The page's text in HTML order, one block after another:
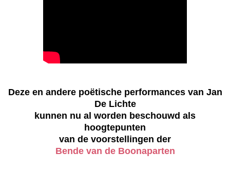
Deze en andere poëtische performances van Jan
De Lichte
kunnen nu al worden beschouwd als
hoogtepunten
van de voorstellingen der
Bende van de Boonaparten